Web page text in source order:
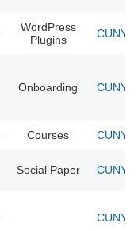
WordPress
Plugins
CUNY
Onboarding CUNY
Courses CUNY
Social Paper CUNY
CUNY